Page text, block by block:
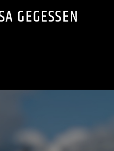
GEGESSEN